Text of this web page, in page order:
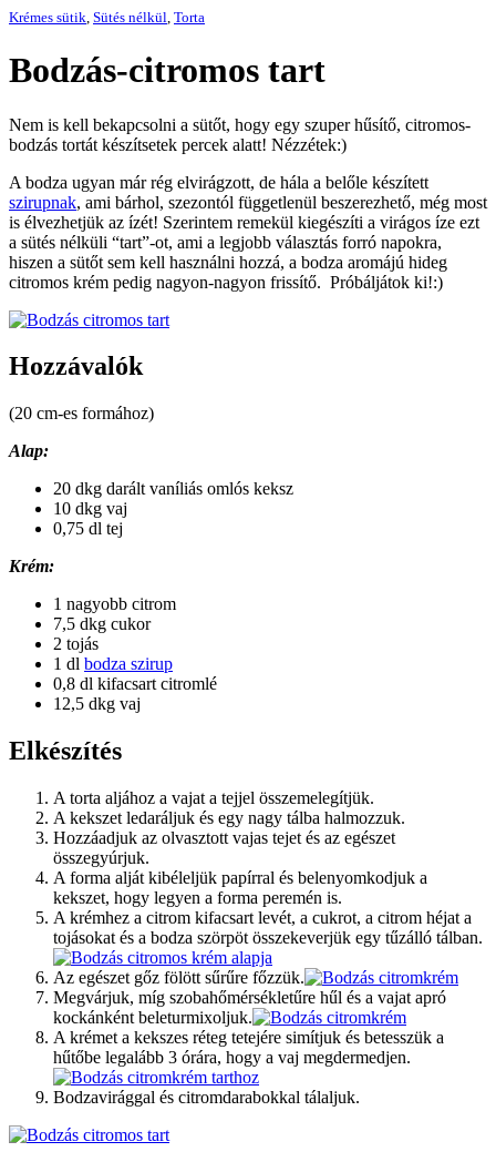
Krémes sütik Sütés nélkül Torta
Bodzás-citromos tart
Nem is kell bekapcsolni a sütőt, hogy egy szuper hűsítő, citromos-
bodzás tortát készítsetek percek alatt! Nézzétek:)
A bodza ugyan már rég elvirágzott, de hála a belőle készített
szirupnak, ami bárhol, szezontól függetlenül beszerezhető, még most
is élvezhetjük az ízét! Szerintem remekül kiegészíti a virágos íze ezt
a sütés nélküli “tart”-ot, ami a legjobb választás forró napokra,
hiszen a sütőt sem kell használni hozzá, a bodza aromájú hideg
citromos krém pedig nagyon-nagyon frissítő. Próbáljátok ki!:)
Hozzávalók
(20 cm-es formához)
Alap:
20 dkg darált vaníliás omlós keksz
10 dkg vaj
0,75 dl tej
Krém:
1 nagyobb citrom
7,5 dkg cukor
2 tojás
1 dl bodza szirup
0,8 dl kifacsart citromlé
12,5 dkg vaj
Elkészítés
A torta aljához a vajat a tejjel összemelegítjük.
A kekszet ledaráljuk és egy nagy tálba halmozzuk.
Hozzáadjuk az olvasztott vajas tejet és az egészet
összegyúrjuk.
A forma alját kibéleljük papírral és belenyomkodjuk a
kekszet, hogy legyen a forma peremén is.
A krémhez a citrom kifacsart levét, a cukrot, a citrom héjat a
tojásokat és a bodza szörpöt összekeverjük egy tűzálló tálban.
Az egészet gőz fölött sűrűre főzzük.
Megvárjuk, míg szobahőmérsékletűre hűl és a vajat apró
kockánként beleturmixoljuk.
A krémet a kekszes réteg tetejére simítjuk és betesszük a
hűtőbe legalább 3 órára, hogy a vaj megdermedjen.
Bodzavirággal és citromdarabokkal tálaljuk.